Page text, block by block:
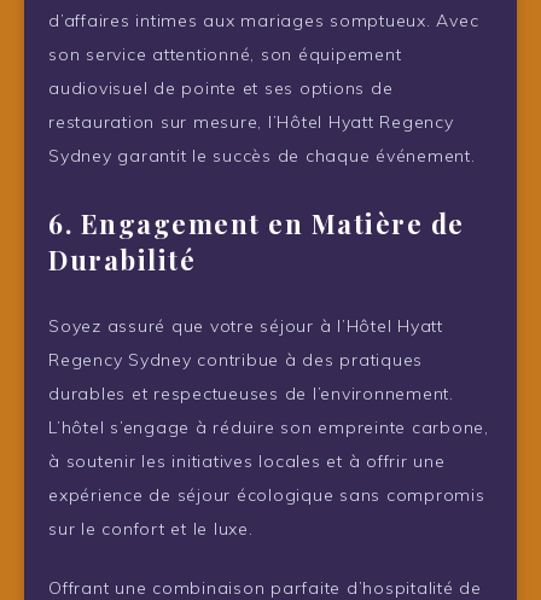
d’affaires intimes aux mariages somptueux. Avec
son service attentionné, son équipement
audiovisuel de pointe et ses options de
restauration sur mesure, l’Hôtel Hyatt Regency
Sydney garantit le succès de chaque événement.
6. Engagement en Matière de
Durabilité
Soyez assuré que votre séjour à l’Hôtel Hyatt
Regency Sydney contribue à des pratiques
durables et respectueuses de l’environnement.
L’hôtel s’engage à réduire son empreinte carbone,
à soutenir les initiatives locales et à offrir une
expérience de séjour écologique sans compromis
sur le confort et le luxe.
Offrant une combinaison parfaite d’hospitalité de